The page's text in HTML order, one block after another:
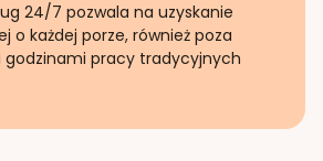
24/7 pozwala na uzyskanie
o każdej porze, również poza
pracy tradycyjnych